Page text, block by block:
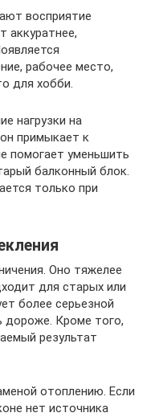
восприятие
аккуратнее,
рабочее место,
для хобби.
нагрузки на
примыкает к
помогает уменьшить
балконный блок.
только при
Оно тяжелее
для старых или
более серьезной
дороже. Кроме того,
результат
отоплению. Если
нет источника